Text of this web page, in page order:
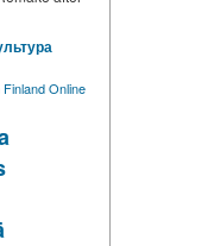
Finland Online